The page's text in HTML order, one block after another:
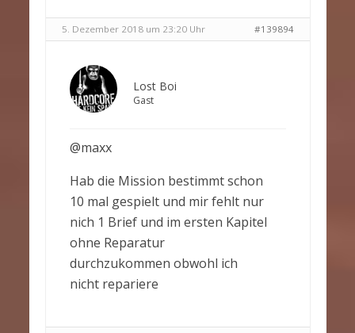
5. Dezember 2018 um 23:20 Uhr #139894
Lost Boi
Gast
@maxx
Hab die Mission bestimmt schon
10 mal gespielt und mir fehlt nur
nich 1 Brief und im ersten Kapitel
ohne Reparatur
durchzukommen obwohl ich
nicht repariere